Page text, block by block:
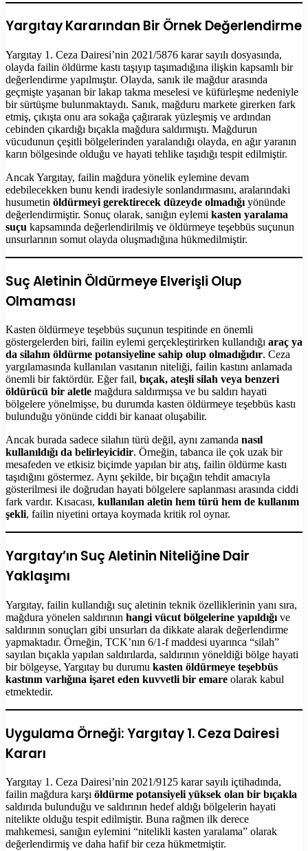
Yargıtay Kararından Bir Örnek Değerlendirme
Yargıtay 1. Ceza Dairesi’nin 2021/5876 karar sayılı dosyasında,
olayda failin öldürme kastı taşıyıp taşımadığına ilişkin kapsamlı bir
değerlendirme yapılmıştır. Olayda, sanık ile mağdur arasında
geçmişte yaşanan bir lakap takma meselesi ve küfürleşme nedeniyle
bir sürtüşme bulunmaktaydı. Sanık, mağduru markete girerken fark
etmiş, çıkışta onu ara sokağa çağırarak yüzleşmiş ve ardından
cebinden çıkardığı bıçakla mağdura saldırmıştı. Mağdurun
vücudunun çeşitli bölgelerinden yaralandığı olayda, en ağır yaranın
karın bölgesinde olduğu ve hayati tehlike taşıdığı tespit edilmiştir.
Ancak Yargıtay, failin mağdura yönelik eylemine devam
edebilecekken bunu kendi iradesiyle sonlandırmasını, aralarındaki
husumetin öldürmeyi gerektirecek düzeyde olmadığı yönünde
değerlendirmiştir. Sonuç olarak, sanığın eylemi kasten yaralama
suçu kapsamında değerlendirilmiş ve öldürmeye teşebbüs suçunun
unsurlarının somut olayda oluşmadığına hükmedilmiştir.
Suç Aletinin Öldürmeye Elverişli Olup
Olmaması
Kasten öldürmeye teşebbüs suçunun tespitinde en önemli
göstergelerden biri, failin eylemi gerçekleştirirken kullandığı araç ya
da silahın öldürme potansiyeline sahip olup olmadığıdır. Ceza
yargılamasında kullanılan vasıtanın niteliği, failin kastını anlamada
önemli bir faktördür. Eğer fail, bıçak, ateşli silah veya benzeri
öldürücü bir aletle mağdura saldırmışsa ve bu saldırı hayati
bölgelere yönelmişse, bu durumda kasten öldürmeye teşebbüs kastı
bulunduğu yönünde ciddi bir kanaat oluşabilir.
Ancak burada sadece silahın türü değil, aynı zamanda nasıl
kullanıldığı da belirleyicidir. Örneğin, tabanca ile çok uzak bir
mesafeden ve etkisiz biçimde yapılan bir atış, failin öldürme kastı
taşıdığını göstermez. Aynı şekilde, bir bıçağın tehdit amacıyla
gösterilmesi ile doğrudan hayati bölgelere saplanması arasında ciddi
fark vardır. Kısacası, kullanılan aletin hem türü hem de kullanım
şekli, failin niyetini ortaya koymada kritik rol oynar.
Yargıtay’ın Suç Aletinin Niteliğine Dair
Yaklaşımı
Yargıtay, failin kullandığı suç aletinin teknik özelliklerinin yanı sıra,
mağdura yönelen saldırının hangi vücut bölgelerine yapıldığı ve
saldırının sonuçları gibi unsurları da dikkate alarak değerlendirme
yapmaktadır. Örneğin, TCK’nın 6/1-f maddesi uyarınca “silah”
sayılan bıçakla yapılan saldırılarda, saldırının yöneldiği bölge hayati
bir bölgeyse, Yargıtay bu durumu kasten öldürmeye teşebbüs
kastının varlığına işaret eden kuvvetli bir emare olarak kabul
etmektedir.
Uygulama Örneği: Yargıtay 1. Ceza Dairesi
Kararı
Yargıtay 1. Ceza Dairesi’nin 2021/9125 karar sayılı içtihadında,
failin mağdura karşı öldürme potansiyeli yüksek olan bir bıçakla
saldırıda bulunduğu ve saldırının hedef aldığı bölgelerin hayati
nitelikte olduğu tespit edilmiştir. Buna rağmen ilk derece
mahkemesi, sanığın eylemini “nitelikli kasten yaralama” olarak
değerlendirmiş ve daha hafif bir ceza hükmetmiştir.